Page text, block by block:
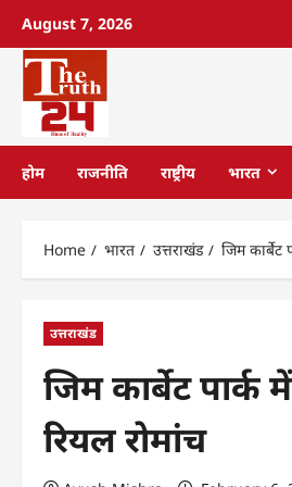
August 7, 2026
होम राजनीति राष्ट्रीय भारत
Home भारत उत्तराखंड जिम कार्बेट
उत्तराखंड
जिम कार्बेट पार्क
रियल रोमांच